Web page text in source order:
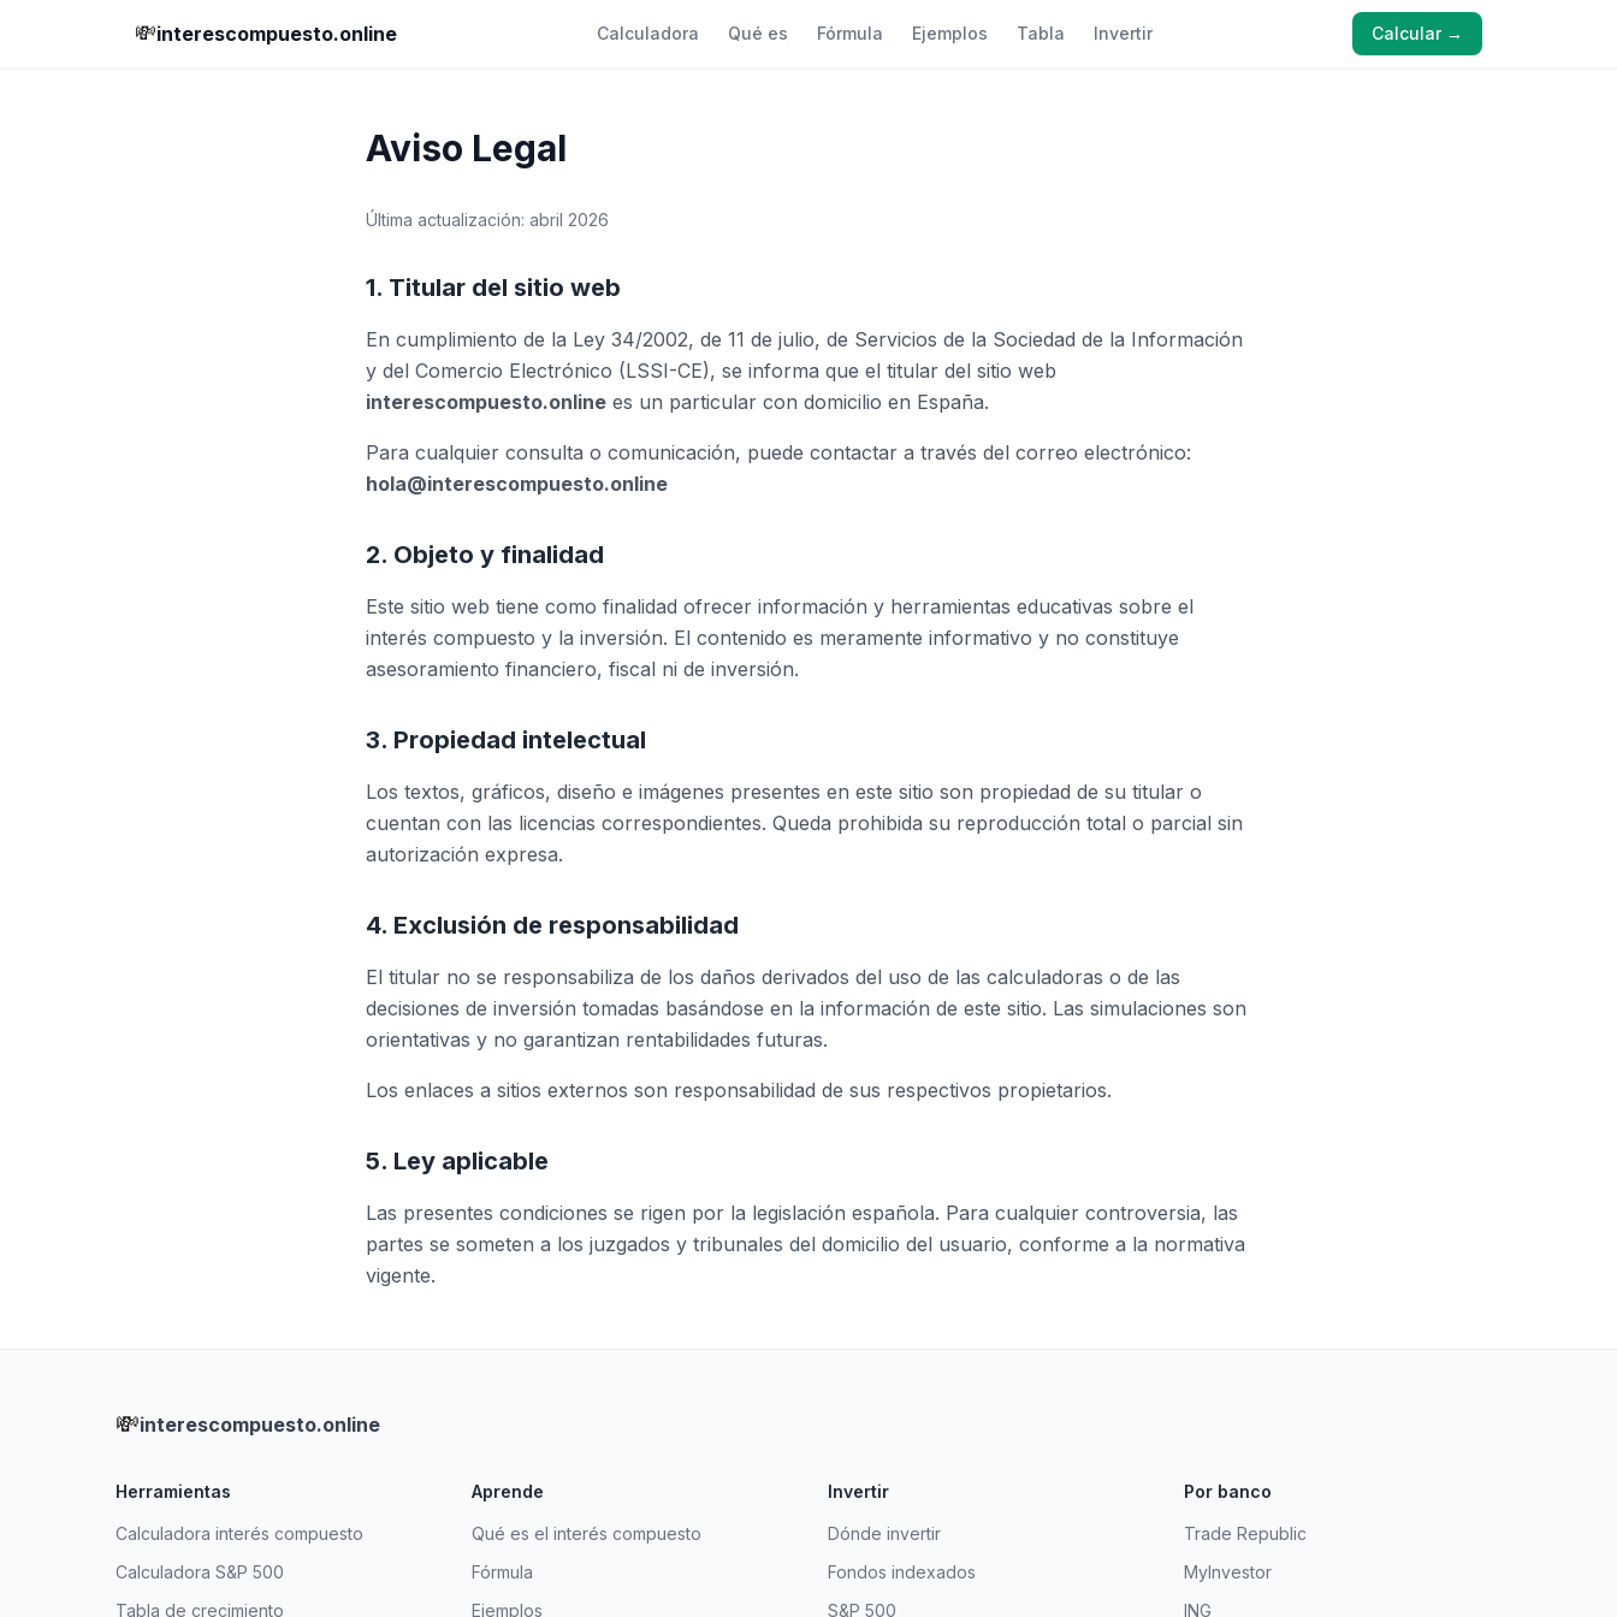
💸interescompuesto.online Calculadora Qué es Fórmula Ejemplos Tabla Invertir Calcular →
Aviso Legal
Última actualización: abril 2026
1. Titular del sitio web
En cumplimiento de la Ley 34/2002, de 11 de julio, de Servicios de la Sociedad de la Información
y del Comercio Electrónico (LSSI-CE), se informa que el titular del sitio web
interescompuesto.online es un particular con domicilio en España.
Para cualquier consulta o comunicación, puede contactar a través del correo electrónico:
hola@interescompuesto.online
2. Objeto y finalidad
Este sitio web tiene como finalidad ofrecer información y herramientas educativas sobre el
interés compuesto y la inversión. El contenido es meramente informativo y no constituye
asesoramiento financiero, fiscal ni de inversión.
3. Propiedad intelectual
Los textos, gráficos, diseño e imágenes presentes en este sitio son propiedad de su titular o
cuentan con las licencias correspondientes. Queda prohibida su reproducción total o parcial sin
autorización expresa.
4. Exclusión de responsabilidad
El titular no se responsabiliza de los daños derivados del uso de las calculadoras o de las
decisiones de inversión tomadas basándose en la información de este sitio. Las simulaciones son
orientativas y no garantizan rentabilidades futuras.
Los enlaces a sitios externos son responsabilidad de sus respectivos propietarios.
5. Ley aplicable
Las presentes condiciones se rigen por la legislación española. Para cualquier controversia, las
partes se someten a los juzgados y tribunales del domicilio del usuario, conforme a la normativa
vigente.
💸interescompuesto.online
Herramientas
Calculadora interés compuesto
Calculadora S&P 500
Tabla de crecimiento
Aprende
Qué es el interés compuesto
Fórmula
Ejemplos
Invertir
Dónde invertir
Fondos indexados
S&P 500
Por banco
Trade Republic
MyInvestor
ING